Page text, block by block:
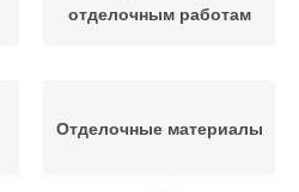
отделочным работам
Отделочные материалы